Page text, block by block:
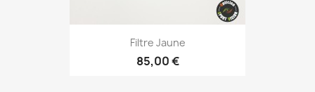
Filtre Jaune
85,00 €